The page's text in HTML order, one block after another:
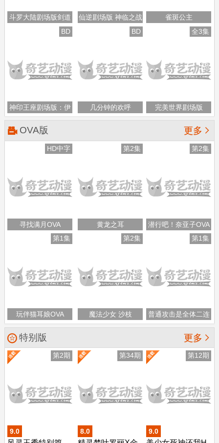
斗罗大陆剧场版剑道
仙逆剧场版 神临之战
雀斑公主
BD
神印王座剧场版：伊
莱克斯传奇
BD
几分钟的欢呼
全3集
完美世界剧场版
 OVA版 更多
HD中字
寻找满月OVA
第2集
黄龙之耳
第2集
潜行吧！奈亚子OVA
第1集
玩伴猫耳娘OVA
第2集
魔法少女 沙枝
第1集
普通攻击是全体二连
击，这样的妈妈你喜
欢吗？ OVA
 特别版 更多
9.0
第2期
8.0
第34期
9.0
第12期